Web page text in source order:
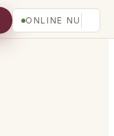
ONLINE NU